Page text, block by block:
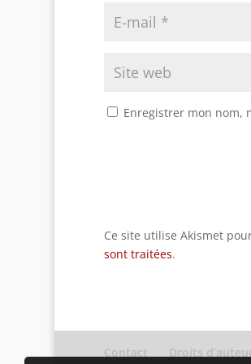
Enregistrer mon nom,
Ce site utilise Akismet
sont traitées.
Contact Droits